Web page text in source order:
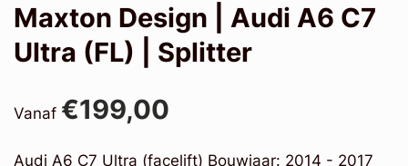
Maxton Design | Audi A6 C7
Ultra (FL) | Splitter
Vanaf €199,00
Audi A6 C7 Ultra (facelift) Bouwjaar: 2014 - 2017